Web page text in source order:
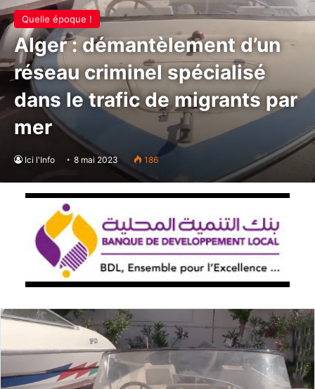
Quelle époque !
Alger : démantèlement d’un
réseau criminel spécialisé
dans le trafic de migrants par
mer
Ici l'Info 8 mai 2023 186